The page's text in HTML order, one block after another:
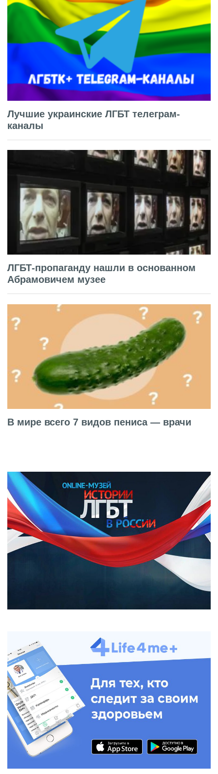
Лучшие украинские ЛГБТ телеграм-
каналы
ЛГБТ-пропаганду нашли в основанном
Абрамовичем музее
В мире всего 7 видов пениса — врачи